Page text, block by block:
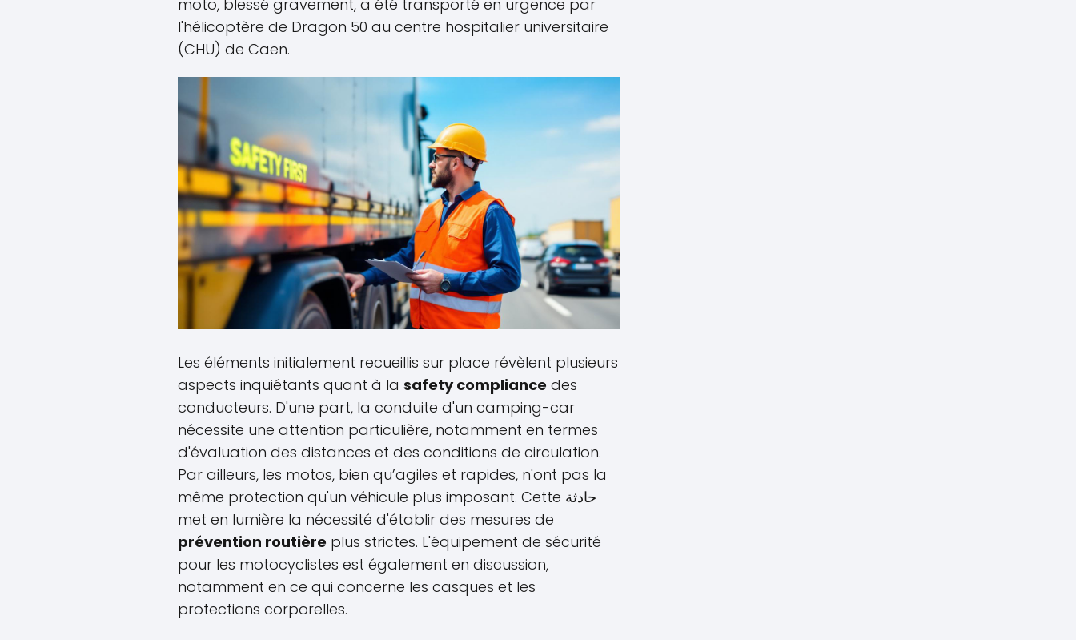
moto, blessé gravement, a été transporté en urgence par
l'hélicoptère de Dragon 50 au centre hospitalier universitaire
(CHU) de Caen.
Les éléments initialement recueillis sur place révèlent plusieurs
aspects inquiétants quant à la safety compliance des
conducteurs. D'une part, la conduite d'un camping-car
nécessite une attention particulière, notamment en termes
d'évaluation des distances et des conditions de circulation.
Par ailleurs, les motos, bien qu’agiles et rapides, n'ont pas la
même protection qu'un véhicule plus imposant. Cette حادثة
met en lumière la nécessité d'établir des mesures de
prévention routière plus strictes. L'équipement de sécurité
pour les motocyclistes est également en discussion,
notamment en ce qui concerne les casques et les
protections corporelles.